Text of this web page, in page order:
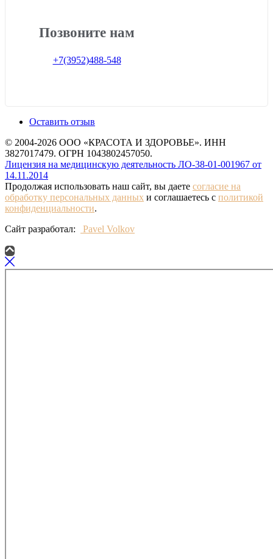
Позвоните нам
+7(3952)488-548
Оставить отзыв
© 2004-2026 ООО «КРАСОТА И ЗДОРОВЬЕ». ИНН
3827017479. ОГРН 1043802457050.
Лицензия на медицинскую деятельность ЛО-38-01-001967 от
14.11.2014
Продолжая использовать наш сайт, вы даете согласие на
обработку персональных данных и соглашаетесь с политикой
конфиденциальности.
Сайт разработал:
Pavel Volkov